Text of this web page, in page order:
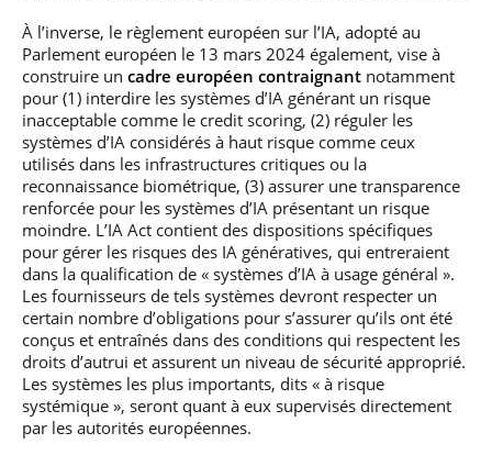
À l’inverse, le règlement européen sur l’IA, adopté au
Parlement européen le 13 mars 2024 également, vise à
construire un cadre européen contraignant notamment
pour (1) interdire les systèmes d’IA générant un risque
inacceptable comme le credit scoring, (2) réguler les
systèmes d’IA considérés à haut risque comme ceux
utilisés dans les infrastructures critiques ou la
reconnaissance biométrique, (3) assurer une transparence
renforcée pour les systèmes d’IA présentant un risque
moindre. L’IA Act contient des dispositions spécifiques
pour gérer les risques des IA génératives, qui entreraient
dans la qualification de « systèmes d’IA à usage général ».
Les fournisseurs de tels systèmes devront respecter un
certain nombre d’obligations pour s’assurer qu’ils ont été
conçus et entraînés dans des conditions qui respectent les
droits d’autrui et assurent un niveau de sécurité approprié.
Les systèmes les plus importants, dits « à risque
systémique », seront quant à eux supervisés directement
par les autorités européennes.